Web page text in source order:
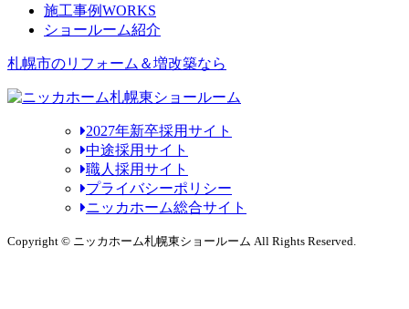
施工事例WORKS
ショールーム紹介
札幌市のリフォーム＆増改築なら
2027年新卒採用サイト
中途採用サイト
職人採用サイト
プライバシーポリシー
ニッカホーム総合サイト
Copyright © ニッカホーム札幌東ショールーム All Rights Reserved.